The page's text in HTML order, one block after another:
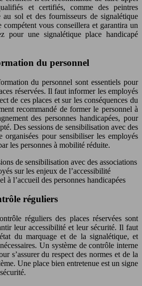
et certifiés, comme des peintres
au sol et des fournisseurs de signalétique
vous conseillera et garantira un
pour une signalétique place handicapé
du personnel
du personnel sont essentiels pour
réservées. Il faut informer les employés
de ces places et sur les conséquences du
recommandé de former le personnel à
des personnes handicapées, pour
Des sessions de sensibilisation avec des
organisées pour sensibiliser les employés
les personnes à mobilité réduite.
de sensibilisation avec des associations
sur les enjeux de l’accessibilité
à l’accueil des personnes handicapées
réguliers
réguliers des places réservées sont
leur accessibilité et leur sécurité. Il faut
du marquage et de la signalétique, et
Un système de contrôle interne
s’assurer du respect des normes et de la
Une place bien entretenue est un signe